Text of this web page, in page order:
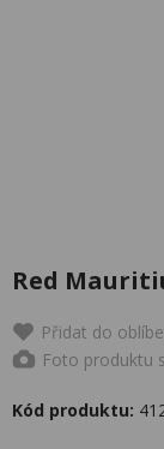
Red
Přidat do
Foto produktu
Kód produktu: